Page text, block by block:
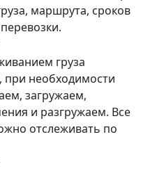
маршрута, сроков
груза
при необходимости
загружаем,
и разгружаем. Все
отслеживать по